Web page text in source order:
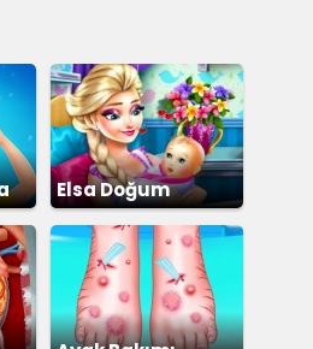
Elsa Doğum
Ameliyatı